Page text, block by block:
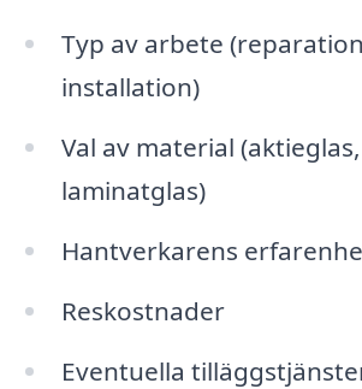
Typ av arbete
installation)
Val av material
laminatglas)
Hantverkarens
Reskostnader
Eventuella